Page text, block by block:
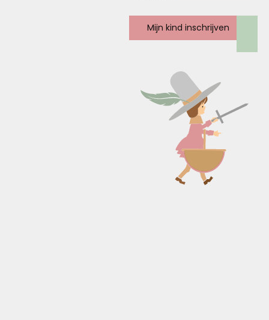
Mijn kind inschrijven